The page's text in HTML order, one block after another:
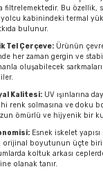
filtrelemektedir. Bu özellik,
kabinindeki termal
bulunur.
Tel Çerçeve: Ürünün
her zaman gergin ve
oluşabilecek
Kalitesi: UV ışınlarına
renk solmasına ve doku
ömürlü ve hijyenik bir
Esnek iskelet
orijinal boyutunun üçte
koltuk arkası
olanak tanır.